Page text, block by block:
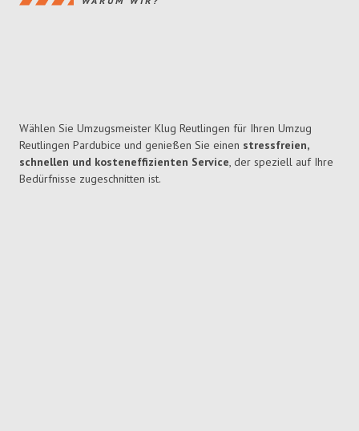
Wählen Sie Umzugsmeister Klug Reutlingen für Ihren Umzug
Reutlingen Pardubice und genießen Sie einen stressfreien,
schnellen und kosteneffizienten Service, der speziell auf Ihre
Bedürfnisse zugeschnitten ist.